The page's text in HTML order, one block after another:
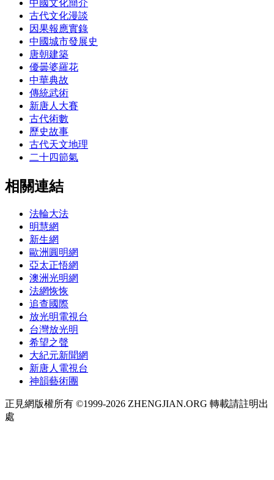
中國文化簡介
古代文化漫談
因果報應實錄
中國城市發展史
唐朝建築
優曇婆羅花
中華典故
傳統武術
新唐人大賽
古代術數
歷史故事
古代天文地理
二十四節氣
相關連結
法輪大法
明慧網
新生網
歐洲圓明網
亞太正悟網
澳洲光明網
法網恢恢
追查國際
放光明電視台
台灣放光明
希望之聲
大紀元新聞網
新唐人電視台
神韻藝術團
正見網版權所有 ©1999-2026 ZHENGJIAN.ORG 轉載請註明出
處